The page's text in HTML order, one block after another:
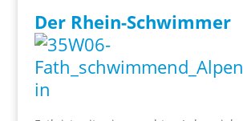
Der Rhein-Schwimmer